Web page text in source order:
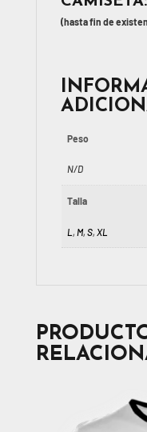
(hasta fin de
Peso
N/D
Talla
L , M, S, XL